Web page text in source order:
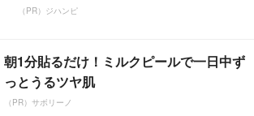
（PR）ジハンピ
朝1分貼るだけ！ミルクピールで一日中ず
っとうるツヤ肌
（PR）サボリーノ